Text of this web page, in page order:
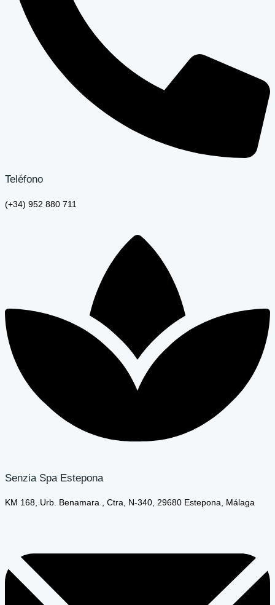
Teléfono
(+34) 952 880 711
Senzia Spa Estepona
KM 168, Urb. Benamara , Ctra, N-340, 29680 Estepona, Málaga